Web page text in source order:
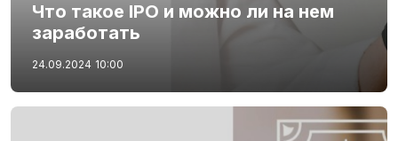
Что такое IPO и можно ли на нем
заработать
24.09.2024 10:00